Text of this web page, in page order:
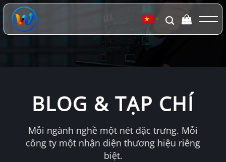
Chuyển
đến
dung
▼
BLOG & TẠP CHÍ
Mỗi ngành nghề một nét đặc trưng. Mỗi
công ty một nhận diện thương hiệu riêng
biệt.